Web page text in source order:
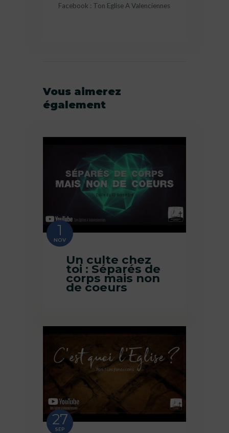
Facebook : Ton Eglise A Valenciennes
Vous aimerez
également
1
NOV
Un culte chez
toi : Séparés de
corps mais non
de coeurs
27
SEP